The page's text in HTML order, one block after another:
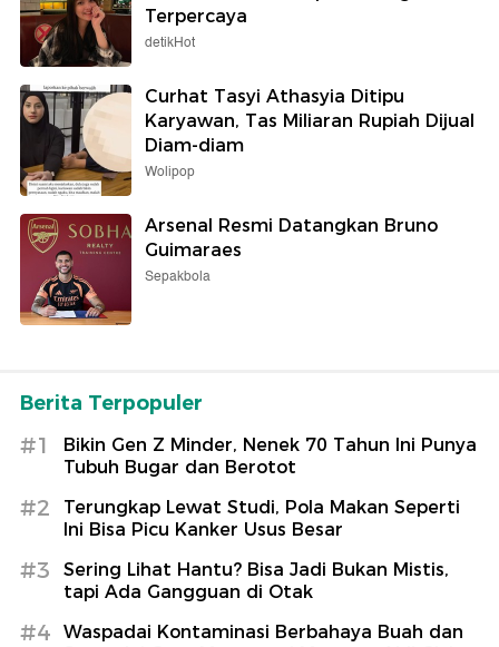
Terpercaya
detikHot
Curhat Tasyi Athasyia Ditipu
Karyawan, Tas Miliaran Rupiah Dijual
Diam-diam
Wolipop
Arsenal Resmi Datangkan Bruno
Guimaraes
Sepakbola
Berita Terpopuler
#1
Bikin Gen Z Minder, Nenek 70 Tahun Ini Punya
Tubuh Bugar dan Berotot
#2
Terungkap Lewat Studi, Pola Makan Seperti
Ini Bisa Picu Kanker Usus Besar
#3
Sering Lihat Hantu? Bisa Jadi Bukan Mistis,
tapi Ada Gangguan di Otak
#4
Waspadai Kontaminasi Berbahaya Buah dan